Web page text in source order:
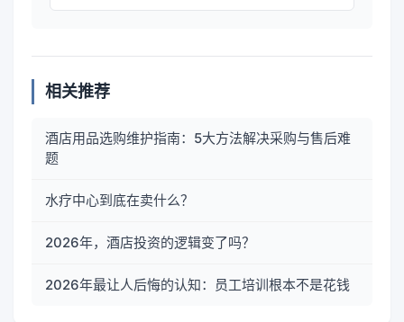
相关推荐
酒店用品选购维护指南：5大方法解决采购与售后难
题
水疗中心到底在卖什么？
2026年，酒店投资的逻辑变了吗？
2026年最让人后悔的认知：员工培训根本不是花钱